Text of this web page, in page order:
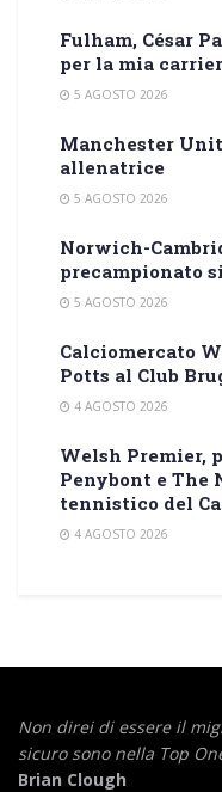
Fulham, César
per la mia
5 AGOSTO 2026
Manchester
allenatrice
5 AGOSTO 2026
Norwich-
precampionato
5 AGOSTO 2026
Calciomercato
Potts al Club
4 AGOSTO 2026
Welsh Premier,
Penybont e The
tennistico del
4 AGOSTO 2026
Non direi di essere il
sicuro sono nella Top
Brian Clough